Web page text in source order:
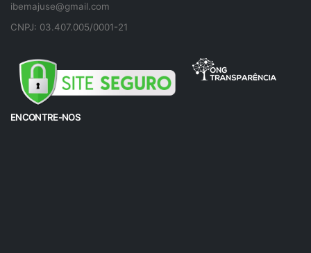
ibemajuse@gmail.com
CNPJ: 03.407.005/0001-21
ENCONTRE-NOS